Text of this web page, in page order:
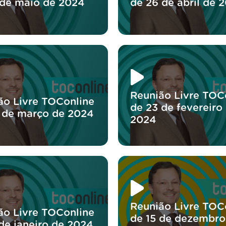
maio de 2024 de 26 de abril de
Livre TOConline
março de 2024
Reunião Livre
de 23 de fevereiro
2024
Livre TOConline
Reunião Livre
de 15 de